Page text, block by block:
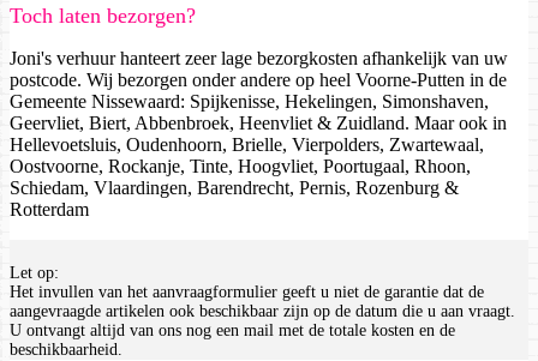
Toch laten bezorgen?
Joni's verhuur hanteert zeer lage bezorgkosten afhankelijk van uw
postcode. Wij bezorgen onder andere op heel Voorne-Putten in de
Gemeente Nissewaard: Spijkenisse, Hekelingen, Simonshaven,
Geervliet, Biert, Abbenbroek, Heenvliet & Zuidland. Maar ook in
Hellevoetsluis, Oudenhoorn, Brielle, Vierpolders, Zwartewaal,
Oostvoorne, Rockanje, Tinte, Hoogvliet, Poortugaal, Rhoon,
Schiedam, Vlaardingen, Barendrecht, Pernis, Rozenburg &
Rotterdam
Let op:
Het invullen van het aanvraagformulier geeft u niet de garantie dat de
aangevraagde artikelen ook beschikbaar zijn op de datum die u aan vraagt.
U ontvangt altijd van ons nog een mail met de totale kosten en de
beschikbaarheid.